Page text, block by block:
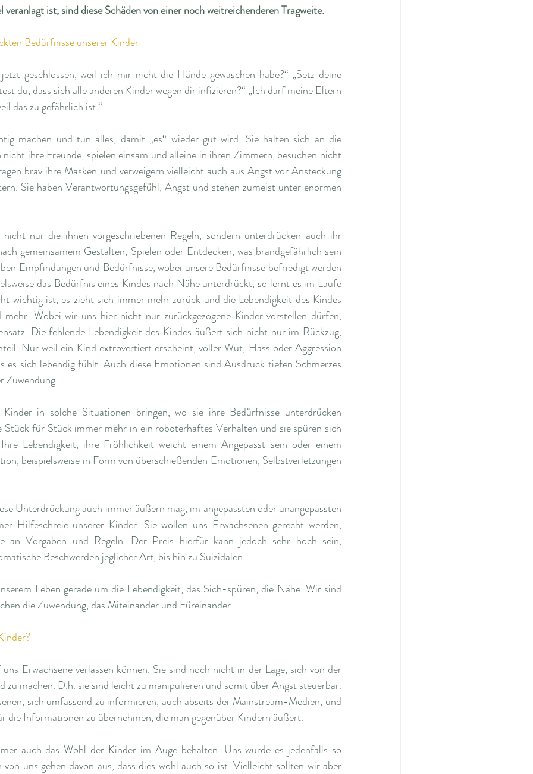
veranlagt ist, sind diese Schäden von einer noch weitreichenderen Tragweite.
Bedürfnisse unserer Kinder
geschlossen, weil ich mir nicht die Hände gewaschen habe?“ „Setz deine
du, dass sich alle anderen Kinder wegen dir infizieren?“ „Ich darf meine Eltern
das zu gefährlich ist.“
machen und tun alles, damit „es“ wieder gut wird. Sie halten sich an die
ihre Freunde, spielen einsam und alleine in ihren Zimmern, besuchen nicht
brav ihre Masken und verweigern vielleicht auch aus Angst vor Ansteckung
Sie haben Verantwortungsgefühl, Angst und stehen zumeist unter enormen
nur die ihnen vorgeschriebenen Regeln, sondern unterdrücken auch ihr
gemeinsamem Gestalten, Spielen oder Entdecken, was brandgefährlich sein
Empfindungen und Bedürfnisse, wobei unsere Bedürfnisse befriedigt werden
das Bedürfnis eines Kindes nach Nähe unterdrückt, so lernt es im Laufe
wichtig ist, es zieht sich immer mehr zurück und die Lebendigkeit des Kindes
Wobei wir uns hier nicht nur zurückgezogene Kinder vorstellen dürfen,
Die fehlende Lebendigkeit des Kindes äußert sich nicht nur im Rückzug,
Nur weil ein Kind extrovertiert erscheint, voller Wut, Hass oder Aggression
es sich lebendig fühlt. Auch diese Emotionen sind Ausdruck tiefen Schmerzes
Zuwendung.
in solche Situationen bringen, wo sie ihre Bedürfnisse unterdrücken
Stück für Stück immer mehr in ein roboterhaftes Verhalten und sie spüren sich
Lebendigkeit, ihre Fröhlichkeit weicht einem Angepasst-sein oder einem
beispielsweise in Form von überschießenden Emotionen, Selbstverletzungen
Unterdrückung auch immer äußern mag, im angepassten oder unangepassten
Hilfeschreie unserer Kinder. Sie wollen uns Erwachsenen gerecht werden,
an Vorgaben und Regeln. Der Preis hierfür kann jedoch sehr hoch sein,
Beschwerden jeglicher Art, bis hin zu Suizidalen.
Leben gerade um die Lebendigkeit, das Sich-spüren, die Nähe. Wir sind
die Zuwendung, das Miteinander und Füreinander.
Erwachsene verlassen können. Sie sind noch nicht in der Lage, sich von der
zu machen. D.h. sie sind leicht zu manipulieren und somit über Angst steuerbar.
sich umfassend zu informieren, auch abseits der Mainstream-Medien, und
die Informationen zu übernehmen, die man gegenüber Kindern äußert.
auch das Wohl der Kinder im Auge behalten. Uns wurde es jedenfalls so
uns gehen davon aus, dass dies wohl auch so ist. Vielleicht sollten wir aber